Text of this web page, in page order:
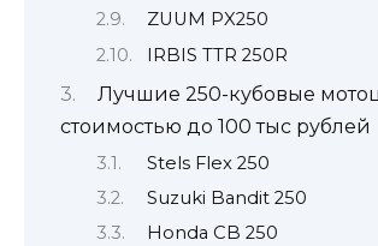
ZUUM PX250
IRBIS TTR 250R
Лучшие 250-кубовые
стоимостью до 100 тыс рублей
Stels Flex 250
Suzuki Bandit 250
Honda CB 250